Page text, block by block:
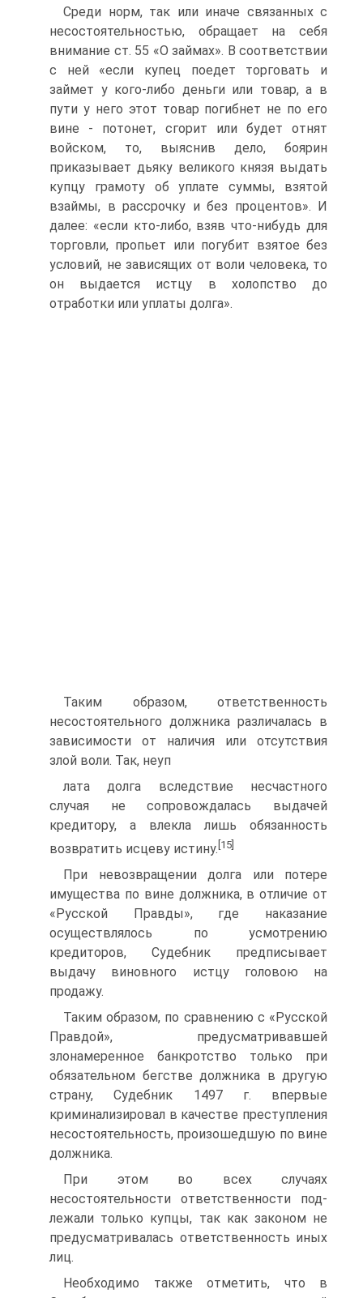
Среди норм, так или иначе связанных с
несостоятельностью, об­ращает на себя
внимание ст. 55 «О займах». В соответствии
с ней «если купец поедет торговать и
займет у кого-либо деньги или товар, а в
пути у него этот товар погибнет не по его
вине - потонет, сгорит или будет отнят
войском, то, выяснив дело, боярин
приказывает дьяку великого князя выдать
купцу грамоту об уплате суммы, взятой
взаймы, в рассроч­ку и без процентов». И
далее: «если кто-либо, взяв что-нибудь для
тор­говли, пропьет или погубит взятое без
условий, не зависящих от воли человека, то
он выдается истцу в холопство до
отработки или уплаты долга».
Таким образом, ответственность
несостоятельного должника раз­личалась в
зависимости от наличия или отсутствия
злой воли. Так, неуп­
лата долга вследствие несчастного
случая не сопровождалась выдачей
кредитору, а влекла лишь обязанность
возвратить исцеву истину. [15]
При невозвращении долга или потере
имущества по вине должни­ка, в отличие от
«Русской Правды», где наказание
осуществлялось по усмотрению
кредиторов, Судебник предписывает
выдачу виновного истцу головою на
продажу.
Таким образом, по сравнению с «Русской
Правдой», предусматри­вавшей
злонамеренное банкротство только при
обязательном бегстве должника в другую
страну, Судебник 1497 г. впервые
криминализировал в качестве преступления
несостоятельность, произошедшую по вине
должника.
При этом во всех случаях
несостоятельности ответственности под­
лежали только купцы, так как законом не
предусматривалась ответст­венность иных
лиц.
Необходимо также отметить, что в